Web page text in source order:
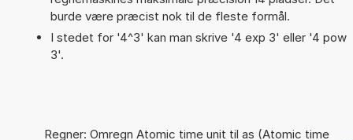
burde være præcist nok til de fleste formål.
I stedet for '4^3' kan man skrive '4 exp 3' eller '4 pow
3'.
Regner: Omregn Atomic time unit til as (Atomic time